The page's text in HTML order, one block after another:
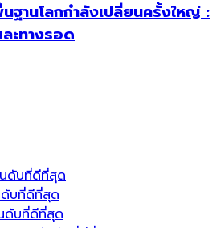
ฐานโลกกำลังเปลี่ยนครั้งใหญ่ :
ะทางรอด
นดับที่ดีที่สุด
ดับที่ดีที่สุด
ดับที่ดีที่สุด